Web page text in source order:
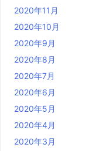
2020年11月
2020年10月
2020年9月
2020年8月
2020年7月
2020年6月
2020年5月
2020年4月
2020年3月